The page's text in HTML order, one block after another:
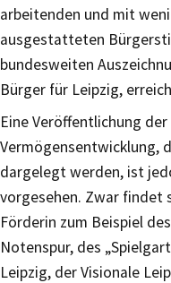
arbeitenden und mit
ausgestatteten
bundesweiten
Bürger für Leipzig,
Eine Veröffentlichung
Vermögensentwicklung,
dargelegt werden, ist
vorgesehen. Zwar findet
Förderin zum Beispiel
Notenspur, des
Leipzig, der Visionale